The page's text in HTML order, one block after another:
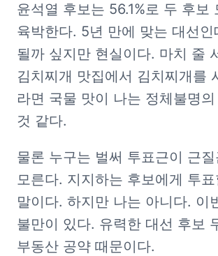
윤석열 후보는 56.1%로 두 후보
육박한다. 5년 만에 맞는 대선인
될까 싶지만 현실이다. 마치 줄
김치찌개 맛집에서 김치찌개를
라면 국물 맛이 나는 정체불명
것 같다.
물론 누구는 벌써 투표근이 근
모른다. 지지하는 후보에게 투
말이다. 하지만 나는 아니다. 이
불만이 있다. 유력한 대선 후보
부동산 공약 때문이다.